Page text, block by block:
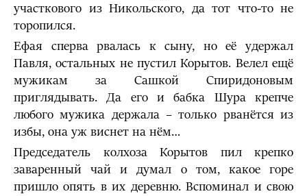
участкового из Никольского, да тот что-то не
торопился.
Ефая сперва рвалась к сыну, но её удержал
Павля, остальных не пустил Корытов. Велел ещё
мужикам за Сашкой Спиридоновым
приглядывать. Да его и бабка Шура крепче
любого мужика держала – только рванётся из
избы, она уж виснет на нём…
Председатель колхоза Корытов пил крепко
заваренный чай и думал о том, какое горе
пришло опять в их деревню. Вспоминал и свою